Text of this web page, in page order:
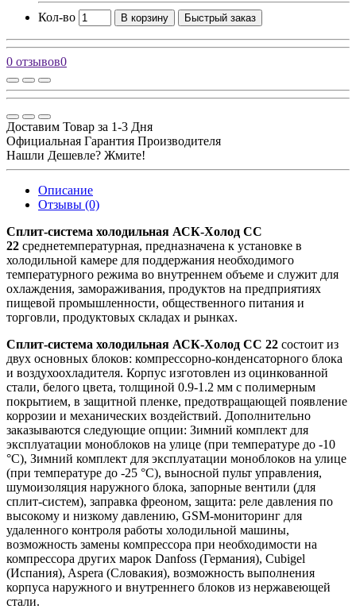
Кол-во В корзину Быстрый заказ
0 отзывов0
Доставим Товар за 1-3 Дня
Официальная Гарантия Производителя
Нашли Дешевле? Жмите!
Описание
Отзывы (0)
Сплит-система холодильная АСК-Холод CC
22 среднетемпературная, предназначена к установке в
холодильной камере для поддержания необходимого
температурного режима во внутреннем объеме и служит для
охлаждения, замораживания, продуктов на предприятиях
пищевой промышленности, общественного питания и
торговли, продуктовых складах и рынках.
Сплит-система холодильная АСК-Холод CC 22 состоит из
двух основных блоков: компрессорно-конденсаторного блока
и воздухоохладителя. Корпус изготовлен из оцинкованной
стали, белого цвета, толщиной 0.9-1.2 мм с полимерным
покрытием, в защитной пленке, предотвращающей появление
коррозии и механических воздействий. Дополнительно
заказываются следующие опции: Зимний комплект для
эксплуатации моноблоков на улице (при температуре до -10
°С), Зимний комплект для эксплуатации моноблоков на улице
(при температуре до -25 °С), выносной пульт управления,
шумоизоляция наружного блока, запорные вентили (для
сплит-систем), заправка фреоном, защита: реле давления по
высокому и низкому давлению, GSM-мониторинг для
удаленного контроля работы холодильной машины,
возможность замены компрессора при необходимости на
компрессора других марок Danfoss (Германия), Cubigel
(Испания), Aspera (Словакия), возможность выполнения
корпуса наружного и внутреннего блоков из нержавеющей
стали.